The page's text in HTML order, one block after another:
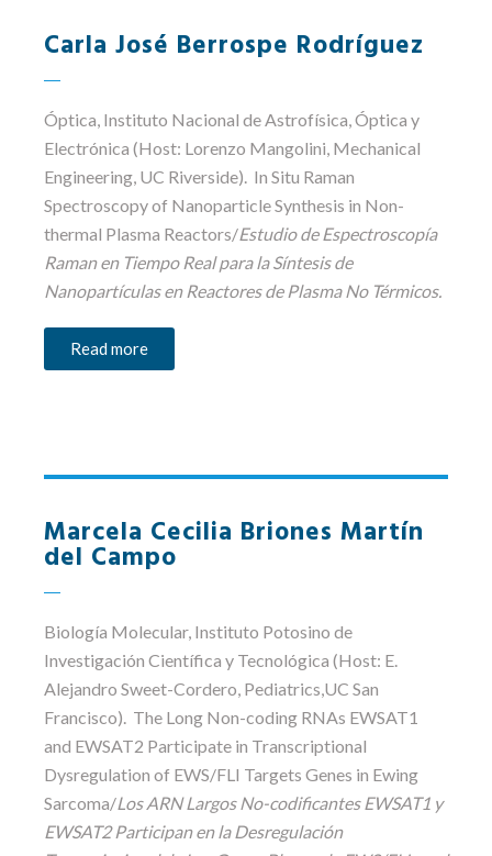
Carla José Berrospe Rodríguez
Óptica, Instituto Nacional de Astrofísica, Óptica y
Electrónica (Host: Lorenzo Mangolini, Mechanical
Engineering, UC Riverside). In Situ Raman
Spectroscopy of Nanoparticle Synthesis in Non-
thermal Plasma Reactors/Estudio de Espectroscopía
Raman en Tiempo Real para la Síntesis de
Nanopartículas en Reactores de Plasma No Térmicos.
Read more
Marcela Cecilia Briones Martín
del Campo
Biología Molecular, Instituto Potosino de
Investigación Científica y Tecnológica (Host: E.
Alejandro Sweet-Cordero, Pediatrics,UC San
Francisco). The Long Non-coding RNAs EWSAT1
and EWSAT2 Participate in Transcriptional
Dysregulation of EWS/FLI Targets Genes in Ewing
Sarcoma/Los ARN Largos No-codificantes EWSAT1 y
EWSAT2 Participan en la Desregulación